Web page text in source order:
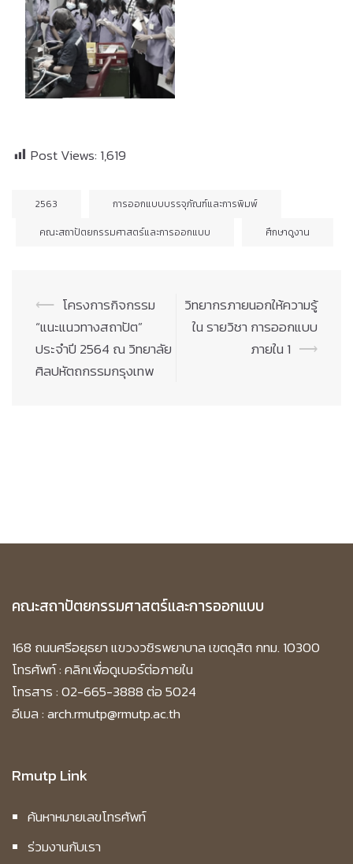
Post Views: 1,619
2563
การออกแบบบรรจุภัณฑ์และการพิมพ์
คณะสถาปัตยกรรมศาสตร์และการออกแบบ
ศึกษาดูงาน
Post
navigation
⟵ โครงการกิจกรรม
“แนะแนวทางสถาปัต”
ประจำปี 2564 ณ วิทยาลัย
ศิลปหัตถกรรมกรุงเทพ
วิทยากรภายนอกให้ความรู้
ใน รายวิชา การออกแบบ
ภายใน 1 ⟶
คณะสถาปัตยกรรมศาสตร์และการออกแบบ
168 ถนนศรีอยุธยา แขวงวชิรพยาบาล เขตดุสิต กทม. 10300
โทรศัพท์ :คลิกเพื่อดูเบอร์ต่อภายใน
โทรสาร : 02-665-3888 ต่อ 5024
อีเมล : arch.rmutp@rmutp.ac.th
Rmutp Link
ค้นหาหมายเลขโทรศัพท์
ร่วมงานกับเรา